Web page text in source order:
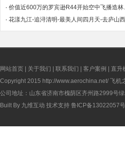
· 价值近600万的罗宾逊R44开始空中飞播造林
· 花漾九江-追浔清明-最美人间四月天-去庐山
网站首页 关于我们 联系我们 客户案例
直升
Copyright 2015 http://www.aerochina.net/ 飞机
公司地址：山东省济南市槐荫区齐州路2999号
Built By 九维互动 技术支持 鲁ICP备13022057号